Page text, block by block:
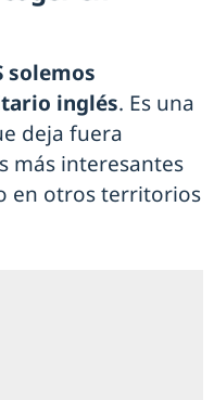
solemos
inglés. Es una
deja fuera
más interesantes
en otros territorios